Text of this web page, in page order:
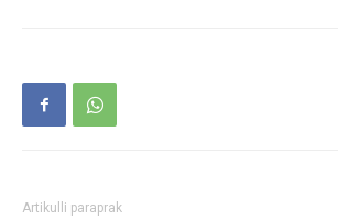
Artikulli paraprak